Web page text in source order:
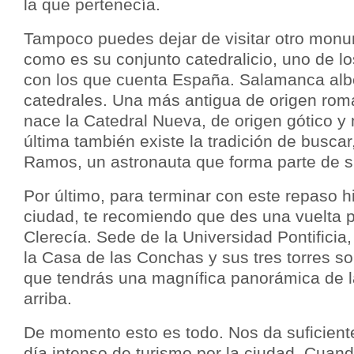
la que pertenecía.
Tampoco puedes dejar de visitar otro
como es su conjunto catedralicio, uno de
con los que cuenta España. Salamanca
catedrales. Una más antigua de origen
nace la Catedral Nueva, de origen gótico y
última también existe la tradición de
Ramos, un astronauta que forma parte de
Por último, para terminar con este repaso
ciudad, te recomiendo que des una vuelta
Clerecía. Sede de la Universidad
la Casa de las Conchas y sus tres torres
que tendrás una magnífica panorámica de
arriba.
De momento esto es todo. Nos da